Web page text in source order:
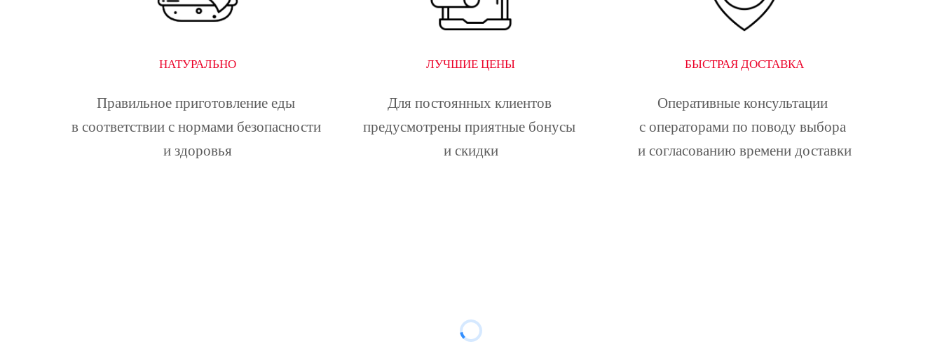
НАТУРАЛЬНО
Правильное приготовление еды
в соответствии с нормами безопасности
и здоровья
ЛУЧШИЕ ЦЕНЫ
Для постоянных клиентов
предусмотрены приятные бонусы
и скидки
БЫСТРАЯ ДОСТАВКА
Оперативные консультации
с операторами по поводу выбора
и согласованию времени доставки